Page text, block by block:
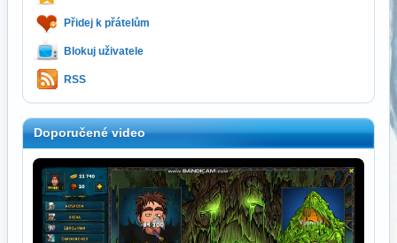
Přidej k přátelům
Blokuj uživatele
RSS
Doporučené video